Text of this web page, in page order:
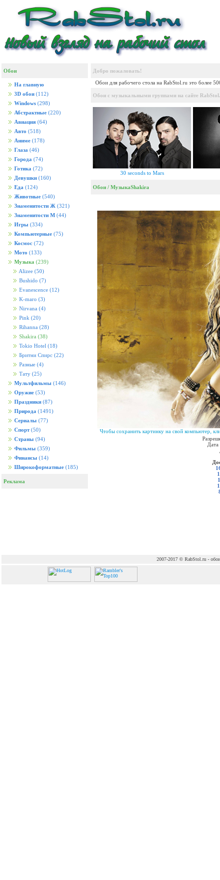
Обои
На главную
3D обои (112)
Windows (298)
Абстрактные (220)
Авиация (64)
Авто (518)
Аниме (178)
Глаза (46)
Города (74)
Готика (72)
Девушки (160)
Еда (124)
Животные (540)
Знаменитости Ж (321)
Знаменитости М (44)
Игры (334)
Компьютерные (75)
Космос (72)
Мото (133)
Музыка (239)
Alizee (50)
Bushido (7)
Evanescence (12)
K-maro (3)
Nirvana (4)
Pink (20)
Rihanna (28)
Shakira (38)
Tokio Hotel (18)
Бритни Спирс (22)
Разные (4)
Тату (25)
Мультфильмы (146)
Оружие (53)
Праздники (87)
Природа (1491)
Сериалы (77)
Спорт (50)
Страны (94)
Фильмы (359)
Финансы (14)
Широкоформатные (185)
Реклама
Добро пожаловать!
Обои для рабочего стола на RabStol.ru это более
Обои с музыкальными группами на сайте
30 seconds to Mars
Обои / МузыкаShakira
Чтобы сохранить картинку на свой компьютер,
Дата
2007-2017 © RabStol.ru - обои